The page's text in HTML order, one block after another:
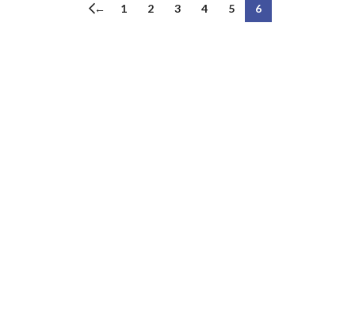
← 1 2 3 4 5 6